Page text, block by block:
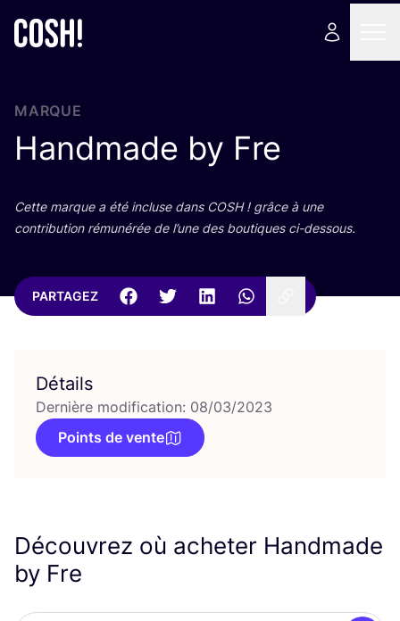
MARQUE
Handmade by Fre
Cette marque a été incluse dans COSH! grâce à une
contri­bu­tion rému­né­rée de l’une des bou­tiques ci-dessous.
PARTAGEZ
Détails
Dernière modification: 08/03/2023
Points de vente
Découvrez où acheter Handmade
by Fre